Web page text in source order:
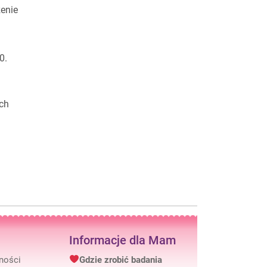
Informacje dla Mam
Gdzie zrobić badania